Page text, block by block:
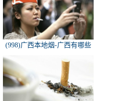
(998)广西本地烟-广西有哪些